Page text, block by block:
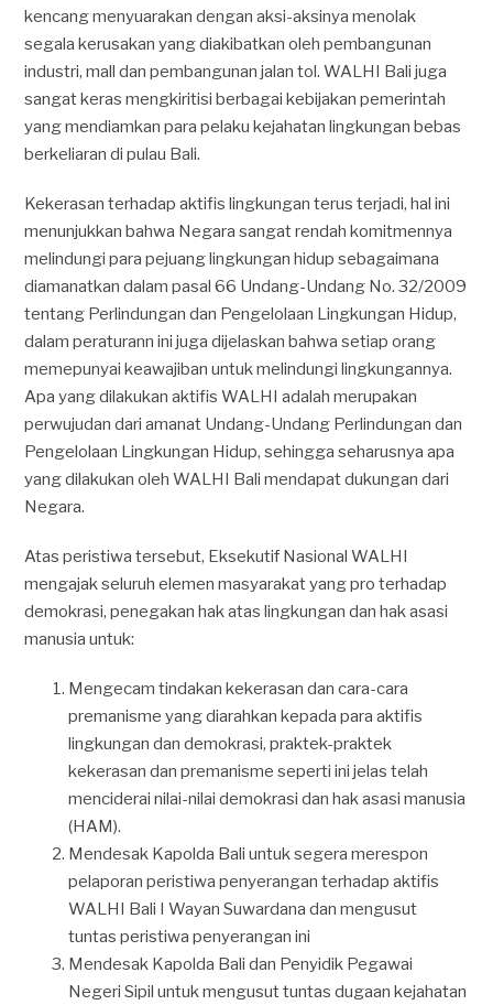
kencang menyuarakan dengan aksi-aksinya menolak
segala kerusakan yang diakibatkan oleh pembangunan
industri, mall dan pembangunan jalan tol. WALHI Bali juga
sangat keras mengkiritisi berbagai kebijakan pemerintah
yang mendiamkan para pelaku kejahatan lingkungan bebas
berkeliaran di pulau Bali.
Kekerasan terhadap aktifis lingkungan terus terjadi, hal ini
menunjukkan bahwa Negara sangat rendah komitmennya
melindungi para pejuang lingkungan hidup sebagaimana
diamanatkan dalam pasal 66 Undang-Undang No. 32/2009
tentang Perlindungan dan Pengelolaan Lingkungan Hidup,
dalam peraturann ini juga dijelaskan bahwa setiap orang
memepunyai keawajiban untuk melindungi lingkungannya.
Apa yang dilakukan aktifis WALHI adalah merupakan
perwujudan dari amanat Undang-Undang Perlindungan dan
Pengelolaan Lingkungan Hidup, sehingga seharusnya apa
yang dilakukan oleh WALHI Bali mendapat dukungan dari
Negara.
Atas peristiwa tersebut, Eksekutif Nasional WALHI
mengajak seluruh elemen masyarakat yang pro terhadap
demokrasi, penegakan hak atas lingkungan dan hak asasi
manusia untuk:
Mengecam tindakan kekerasan dan cara-cara
premanisme yang diarahkan kepada para aktifis
lingkungan dan demokrasi, praktek-praktek
kekerasan dan premanisme seperti ini jelas telah
menciderai nilai-nilai demokrasi dan hak asasi manusia
(HAM).
Mendesak Kapolda Bali untuk segera merespon
pelaporan peristiwa penyerangan terhadap aktifis
WALHI Bali I Wayan Suwardana dan mengusut
tuntas peristiwa penyerangan ini
Mendesak Kapolda Bali dan Penyidik Pegawai
Negeri Sipil untuk mengusut tuntas dugaan kejahatan